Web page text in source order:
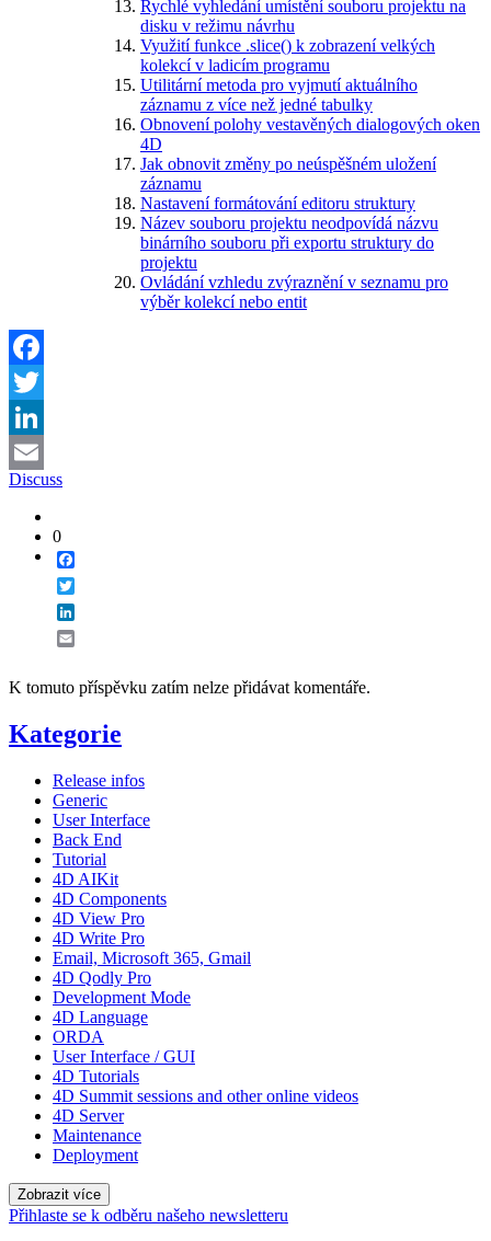
Rychlé vyhledání umístění souboru projektu na
disku v režimu návrhu
Využití funkce .slice() k zobrazení velkých
kolekcí v ladicím programu
Utilitární metoda pro vyjmutí aktuálního
záznamu z více než jedné tabulky
Obnovení polohy vestavěných dialogových oken
4D
Jak obnovit změny po neúspěšném uložení
záznamu
Nastavení formátování editoru struktury
Název souboru projektu neodpovídá názvu
binárního souboru při exportu struktury do
projektu
Ovládání vzhledu zvýraznění v seznamu pro
výběr kolekcí nebo entit
Facebook
Twitter
LinkedIn
Email
Discuss
0
K tomuto příspěvku zatím nelze přidávat komentáře.
Kategorie
Release infos
Generic
User Interface
Back End
Tutorial
4D AIKit
4D Components
4D View Pro
4D Write Pro
Email, Microsoft 365, Gmail
4D Qodly Pro
Development Mode
4D Language
ORDA
User Interface / GUI
4D Tutorials
4D Summit sessions and other online videos
4D Server
Maintenance
Deployment
Zobrazit více
Přihlaste se k odběru našeho newsletteru